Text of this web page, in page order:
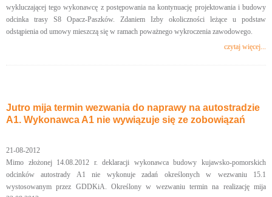
wykluczającej tego wykonawcę z postępowania na kontynuację projektowania i budowy
odcinka trasy S8 Opacz-Paszków. Zdaniem Izby okoliczności leżące u podstaw
odstąpienia od umowy mieszczą się w ramach poważnego wykroczenia zawodowego.
czytaj więcej...
Jutro mija termin wezwania do naprawy na autostradzie
A1. Wykonawca A1 nie wywiązuje się ze zobowiązań
21-08-2012
Mimo złożonej 14.08.2012 r. deklaracji wykonawca budowy kujawsko-pomorskich
odcinków autostrady A1 nie wykonuje zadań określonych w wezwaniu 15.1
wystosowanym przez GDDKiA. Określony w wezwaniu termin na realizację mija